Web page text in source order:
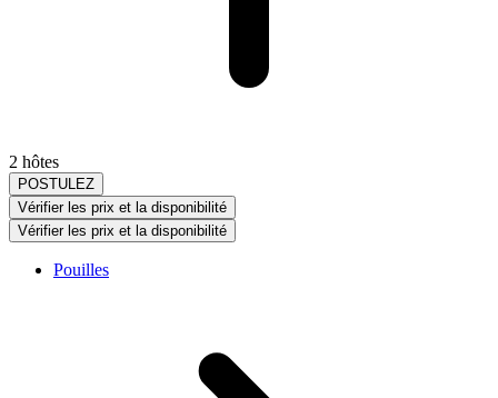
2 hôtes
POSTULEZ
Vérifier les prix et la disponibilité
Vérifier les prix et la disponibilité
Pouilles